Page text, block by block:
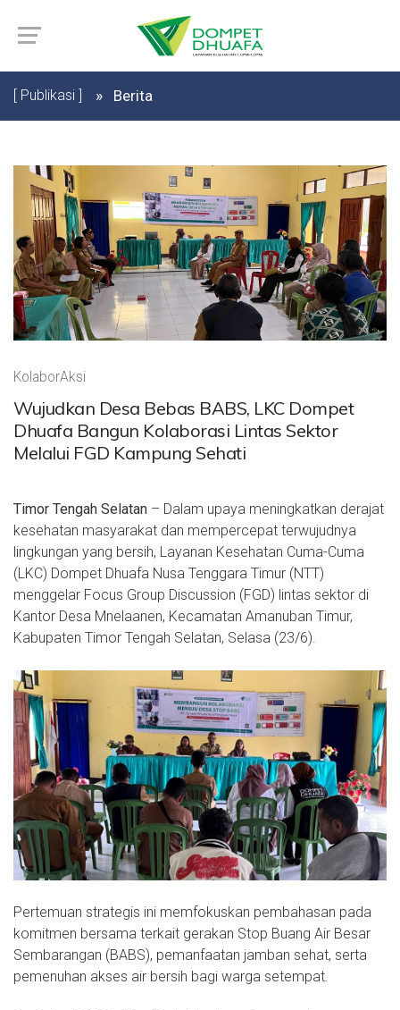
[ Publikasi ] Berita
KolaborAksi
Wujudkan Desa Bebas BABS, LKC Dompet
Dhuafa Bangun Kolaborasi Lintas Sektor
Melalui FGD Kampung Sehati
Timor Tengah Selatan – Dalam upaya meningkatkan derajat
kesehatan masyarakat dan mempercepat terwujudnya
lingkungan yang bersih, Layanan Kesehatan Cuma-Cuma
(LKC) Dompet Dhuafa Nusa Tenggara Timur (NTT)
menggelar Focus Group Discussion (FGD) lintas sektor di
Kantor Desa Mnelaanen, Kecamatan Amanuban Timur,
Kabupaten Timor Tengah Selatan, Selasa (23/6).
Pertemuan strategis ini memfokuskan pembahasan pada
komitmen bersama terkait gerakan Stop Buang Air Besar
Sembarangan (BABS), pemanfaatan jamban sehat, serta
pemenuhan akses air bersih bagi warga setempat.